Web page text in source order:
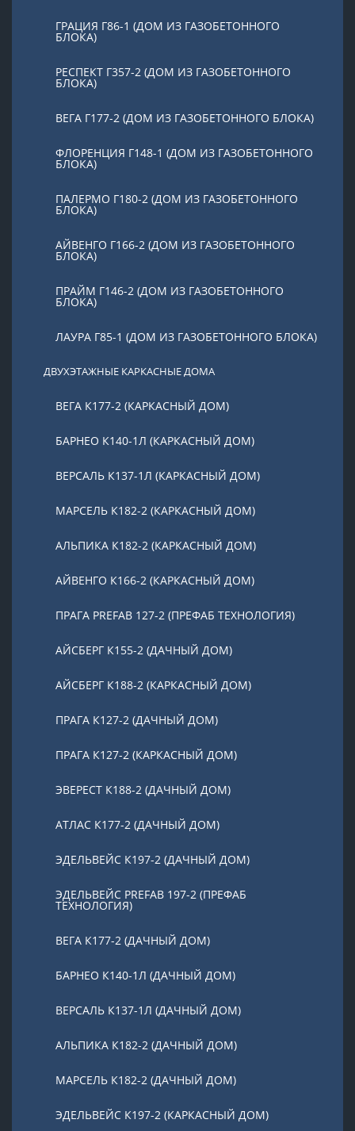
ГРАЦИЯ Г86-1 (ДОМ ИЗ ГАЗОБЕТОННОГО
БЛОКА)
РЕСПЕКТ Г357-2 (ДОМ ИЗ ГАЗОБЕТОННОГО
БЛОКА)
ВЕГА Г177-2 (ДОМ ИЗ ГАЗОБЕТОННОГО БЛОКА)
ФЛОРЕНЦИЯ Г148-1 (ДОМ ИЗ ГАЗОБЕТОННОГО
БЛОКА)
ПАЛЕРМО Г180-2 (ДОМ ИЗ ГАЗОБЕТОННОГО
БЛОКА)
АЙВЕНГО Г166-2 (ДОМ ИЗ ГАЗОБЕТОННОГО
БЛОКА)
ПРАЙМ Г146-2 (ДОМ ИЗ ГАЗОБЕТОННОГО
БЛОКА)
ЛАУРА Г85-1 (ДОМ ИЗ ГАЗОБЕТОННОГО БЛОКА)
ДВУХЭТАЖНЫЕ КАРКАСНЫЕ ДОМА
ВЕГА К177-2 (КАРКАСНЫЙ ДОМ)
БАРНЕО К140-1Л (КАРКАСНЫЙ ДОМ)
ВЕРСАЛЬ К137-1Л (КАРКАСНЫЙ ДОМ)
МАРСЕЛЬ К182-2 (КАРКАСНЫЙ ДОМ)
АЛЬПИКА К182-2 (КАРКАСНЫЙ ДОМ)
АЙВЕНГО К166-2 (КАРКАСНЫЙ ДОМ)
ПРАГА PREFAB 127-2 (ПРЕФАБ ТЕХНОЛОГИЯ)
АЙСБЕРГ К155-2 (ДАЧНЫЙ ДОМ)
АЙСБЕРГ К188-2 (КАРКАСНЫЙ ДОМ)
ПРАГА К127-2 (ДАЧНЫЙ ДОМ)
ПРАГА К127-2 (КАРКАСНЫЙ ДОМ)
ЭВЕРЕСТ К188-2 (ДАЧНЫЙ ДОМ)
АТЛАС К177-2 (ДАЧНЫЙ ДОМ)
ЭДЕЛЬВЕЙС К197-2 (ДАЧНЫЙ ДОМ)
ЭДЕЛЬВЕЙС PREFAB 197-2 (ПРЕФАБ
ТЕХНОЛОГИЯ)
ВЕГА К177-2 (ДАЧНЫЙ ДОМ)
БАРНЕО К140-1Л (ДАЧНЫЙ ДОМ)
ВЕРСАЛЬ К137-1Л (ДАЧНЫЙ ДОМ)
АЛЬПИКА К182-2 (ДАЧНЫЙ ДОМ)
МАРСЕЛЬ К182-2 (ДАЧНЫЙ ДОМ)
ЭДЕЛЬВЕЙС К197-2 (КАРКАСНЫЙ ДОМ)